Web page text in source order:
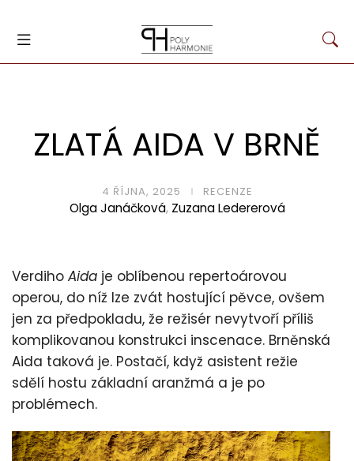
ZLATÁ AIDA V BRNĚ
4 ŘÍJNA, 2025 RECENZE
Olga Janáčková, Zuzana Ledererová
Verdiho Aida je oblíbenou repertoárovou
operou, do níž lze zvát hostující pěvce, ovšem
jen za předpokladu, že režisér nevytvoří příliš
komplikovanou konstrukci inscenace. Brněnská
Aida taková je. Postačí, když asistent režie
sdělí hostu základní aranžmá a je po
problémech.